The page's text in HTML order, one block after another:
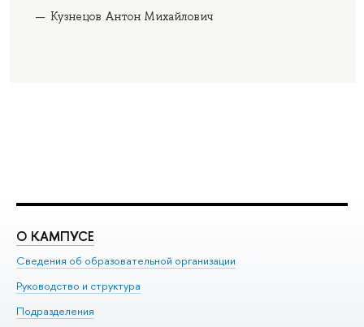
Кузнецов Антон Михайлович
О КАМПУСЕ
Сведения об образовательной организации
Руководство и структура
Подразделения